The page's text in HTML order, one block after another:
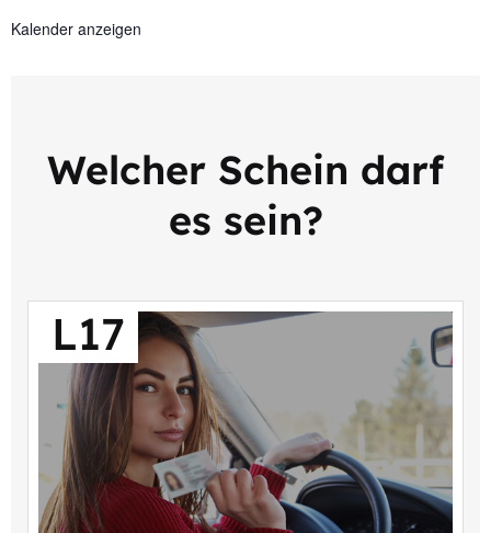
Kalender anzeigen
Welcher Schein darf
es sein?
L17